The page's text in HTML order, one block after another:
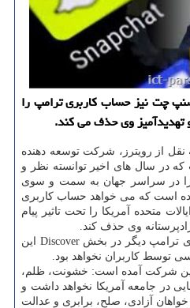
چت نیز حساب كاربری ترامپ را
تهدیدآمیز وی حذف می كند.
از رویترز، شرکت توسعه دهنده
در سال های اخیر توانسته نظر و
را در سراسر جهان به سمت و سوی
است که می خواهد حساب کاربری
متحده آمریکا را تحت تاثیر پیام
وی حذف کند.
این بدان معناست که نام کاربری ترامپ دیگر در بخش Discover این
توسط کاربران نخواهد بود.
این شرکت آمده است: خشونت، ظلم،
در جامعه آمریکا نخواهد داشت و
آزادی، صلح، برابری و عدالت